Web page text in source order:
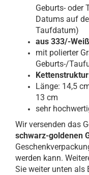
Geburts- oder
Datums auf
Taufdatum)
aus 333/-
mit polierter
Geburts-/
Länge: 14,5
13 cm
sehr
Wir versenden das
schwarz-goldenen
werden kann.
Sie weiter unten als